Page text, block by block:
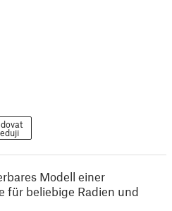
Modell einer
für beliebige Radien und